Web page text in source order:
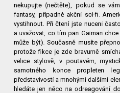
nekupujte (nečtěte), pokud se
fantasy, připadně akční sci-fi.
vystihnout. Při čtení jste nuceni
a uvažovat, co tím pan Gaiman
může být). Současně musíte
protože fikce je zde bravurně
velice stylově, v poutavém,
samotného konce propleten
představivostí a mnohými dalšími
hledáte jen něco na odreagování